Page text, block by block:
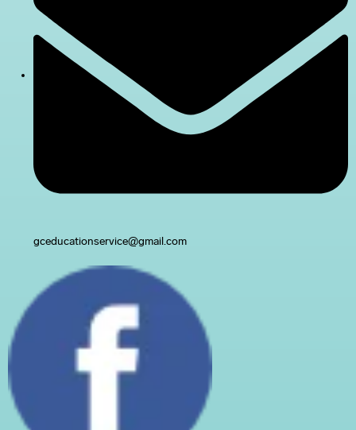
gceducationservice@gmail.com